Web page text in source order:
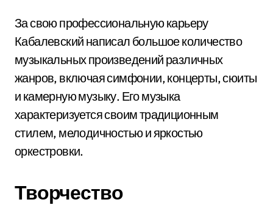
За свою профессиональную карьеру
Кабалевский написал большое количество
музыкальных произведений различных
жанров, включая симфонии, концерты, сюиты
и камерную музыку. Его музыка
характеризуется своим традиционным
стилем, мелодичностью и яркостью
оркестровки.
Творчество